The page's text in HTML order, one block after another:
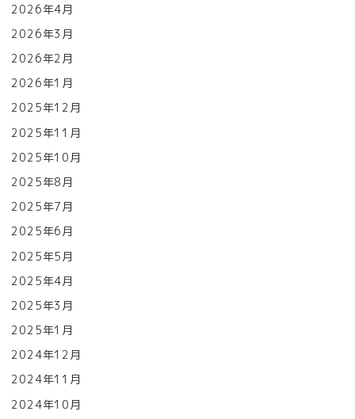
2026年4月
2026年3月
2026年2月
2026年1月
2025年12月
2025年11月
2025年10月
2025年8月
2025年7月
2025年6月
2025年5月
2025年4月
2025年3月
2025年1月
2024年12月
2024年11月
2024年10月